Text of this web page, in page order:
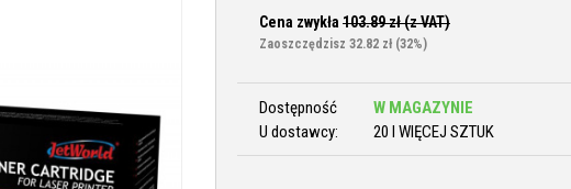
Cena zwykła 103.89zł (z VAT)
Zaoszczędzisz 32.82 zł (32%)
Dostępność
W MAGAZYNIE
U dostawcy:
20 I WIĘCEJ SZTUK